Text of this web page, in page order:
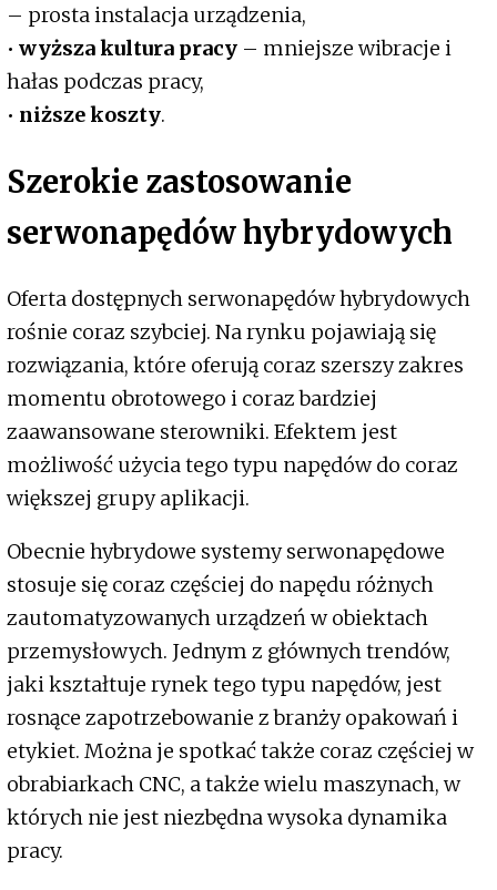
– prosta instalacja urządzenia,
• wyższa kultura pracy – mniejsze wibracje i
hałas podczas pracy,
• niższe koszty.
Szerokie zastosowanie
serwonapędów hybrydowych
Oferta dostępnych serwonapędów hybrydowych
rośnie coraz szybciej. Na rynku pojawiają się
rozwiązania, które oferują coraz szerszy zakres
momentu obrotowego i coraz bardziej
zaawansowane sterowniki. Efektem jest
możliwość użycia tego typu napędów do coraz
większej grupy aplikacji.
Obecnie hybrydowe systemy serwonapędowe
stosuje się coraz częściej do napędu różnych
zautomatyzowanych urządzeń w obiektach
przemysłowych. Jednym z głównych trendów,
jaki kształtuje rynek tego typu napędów, jest
rosnące zapotrzebowanie z branży opakowań i
etykiet. Można je spotkać także coraz częściej w
obrabiarkach CNC, a także wielu maszynach, w
których nie jest niezbędna wysoka dynamika
pracy.